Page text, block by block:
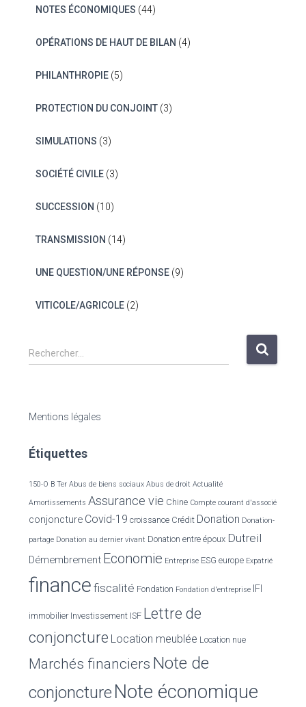
NOTES ÉCONOMIQUES (44)
OPÉRATIONS DE HAUT DE BILAN (4)
PHILANTHROPIE(5)
PROTECTION DU CONJOINT(3)
SIMULATIONS (3)
SOCIÉTÉ CIVILE(3)
SUCCESSION (10)
TRANSMISSION (14)
UNE QUESTION/UNE RÉPONSE(9)
VITICOLE/AGRICOLE(2)
R
e
r
h
r
Rechercher…
Mentions légales
Étiquettes
150-O B Ter Abus de biens sociaux Abus de droit Actualité
Amortissements Assurance vie Chine Compte courant d'associé
conjoncture Covid-19 croissance Crédit Donation Donation-
partage Donation au dernier vivant Donation entre époux Dutreil
Démembrement Economie Entreprise ESG europe Expatrié
finance fiscalité Fondation Fondation d'entreprise IFI
immobilier Investissement ISF Lettre de
conjoncture Location meublée Location nue
Marchés financiers Note de
conjoncture Note économique